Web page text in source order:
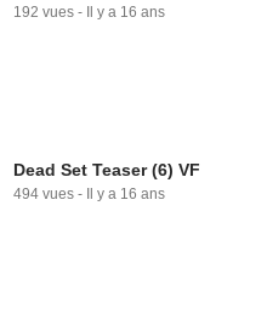
192 vues - Il y a 16 ans
Dead Set Teaser (6) VF
494 vues - Il y a 16 ans